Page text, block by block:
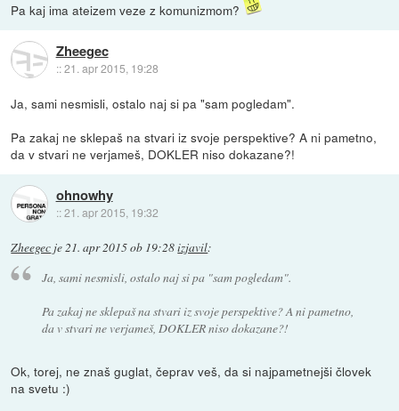
Pa kaj ima ateizem veze z komunizmom?
Zheegec
::21. apr 2015, 19:28
Ja, sami nesmisli, ostalo naj si pa "sam pogledam".
Pa zakaj ne sklepaš na stvari iz svoje perspektive? A ni pametno,
da v stvari ne verjameš, DOKLER niso dokazane?!
ohnowhy
::21. apr 2015, 19:32
Zheegec je21. apr 2015 ob 19:28izjavil:
Ja, sami nesmisli, ostalo naj si pa "sam pogledam".
Pa zakaj ne sklepaš na stvari iz svoje perspektive? A ni pametno,
da v stvari ne verjameš, DOKLER niso dokazane?!
Ok, torej, ne znaš guglat, čeprav veš, da si najpametnejši človek
na svetu :)